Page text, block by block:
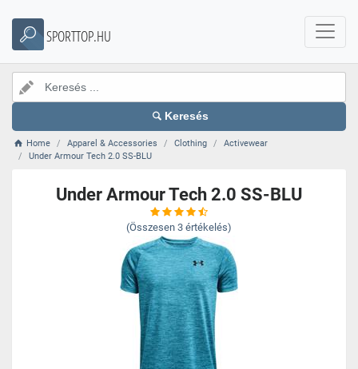
SPORTTOP.HU
Keresés
Home Apparel & Accessories Clothing
Activewear
Under Armour Tech 2.0 SS-BLU
Under Armour Tech 2.0 SS-BLU
(Összesen 3 értékelés)